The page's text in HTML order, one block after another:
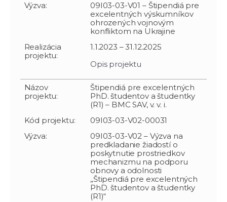
Výzva:
09I03-03-V01 – Štipendiá pre
excelentných výskumníkov
ohrozených vojnovým
konfliktom na Ukrajine
Realizácia
projektu:
1.1.2023 – 31.12.2025
Opis projektu
Názov
projektu:
Štipendiá pre excelentných
PhD. študentov a študentky
(R1) – BMC SAV, v. v. i.
Kód projektu:
09I03-03-V02-00031
Výzva:
09I03-03-V02 – Výzva na
predkladanie žiadostí o
poskytnutie prostriedkov
mechanizmu na podporu
obnovy a odolnosti
„Štipendiá pre excelentných
PhD. študentov a študentky
(R1)“